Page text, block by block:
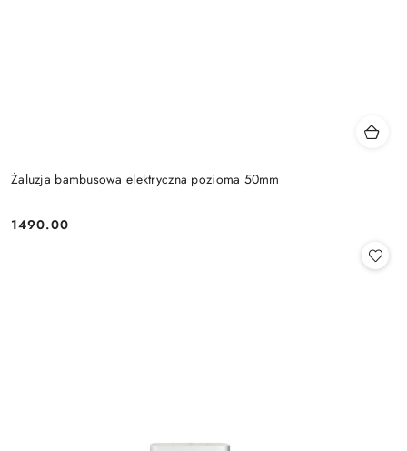
Żaluzja bambusowa elektryczna pozioma 50mm
Cena:
1490.00